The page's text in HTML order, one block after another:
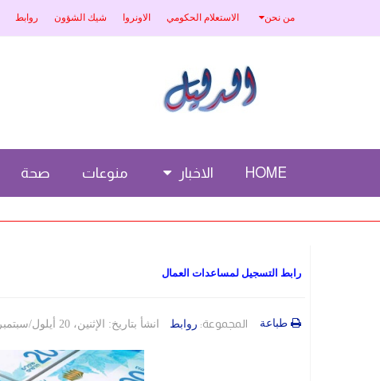
من نحن الاستعلام الحكومي الاونروا شيك الشؤون روابط
HOME الاخبار منوعات صحة
رابط التسجيل لمساعدات العمال
المجموعة: روابط انشأ بتاريخ: الإثنين، 20 أيلول/سبتمبر 2021 23:03 طباعة